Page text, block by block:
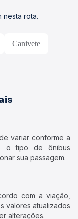
nesta rota.
Canivete
variar conforme a
o tipo de ônibus
sua passagem.
com a viação,
valores atualizados
alterações.